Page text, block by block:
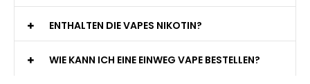
ENTHALTEN DIE VAPES NIKOTIN?
WIE KANN ICH EINE EINWEG VAPE BESTELLEN?